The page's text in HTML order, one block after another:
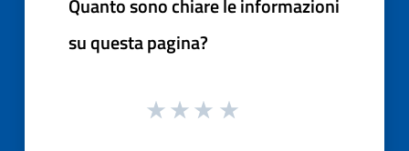
su questa pagina?